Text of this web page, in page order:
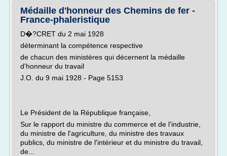
Médaille d'honneur des Chemins de fer -
France-phaleristique
D�?CRET du 2 mai 1928
déterminant la compétence respective
de chacun des ministères qui décernent la médaille
d'honneur du travail
J.O. du 9 mai 1928 - Page 5153
Le Président de la République française,
Sur le rapport du ministre du commerce et de l'industrie,
du ministre de l'agriculture, du ministre des travaux
publics, du ministre de l'intérieur et du ministre du travail,
de...